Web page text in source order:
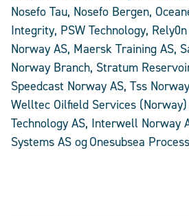
Nosefo Tau, Nosefo Bergen,
Integrity, PSW Technology,
Norway AS, Maersk Training AS,
Norway Branch, Stratum
Speedcast Norway AS, Tss
Welltec Oilfield Services
Technology AS, Interwell Norway
Systems AS og Onesubsea